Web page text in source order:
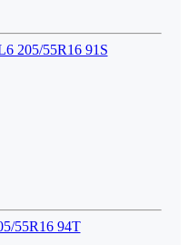
205/55R16 91S
55R16 94T